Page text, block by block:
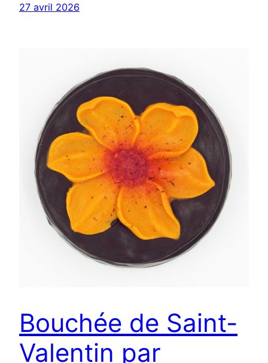
27 avril 2026
Bouchée de Saint-
Valentin par